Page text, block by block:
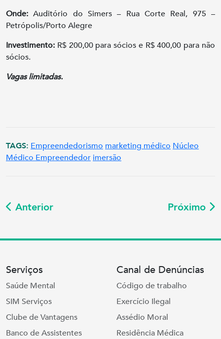
Onde:Auditório do Simers – Rua Corte Real, 975 –
Petrópolis/Porto Alegre
Investimento: R$ 200,00 para sócios e R$ 400,00 para não
sócios.
Vagas limitadas.
TAGS: Empreendedorismo marketing médico Núcleo
Médico Empreendedor imersão
Anterior Próximo
Serviços
Saúde Mental
SIM Serviços
Clube de Vantagens
Banco de Assistentes
Canal de Denúncias
Código de trabalho
Exercício Ilegal
Assédio Moral
Residência Médica